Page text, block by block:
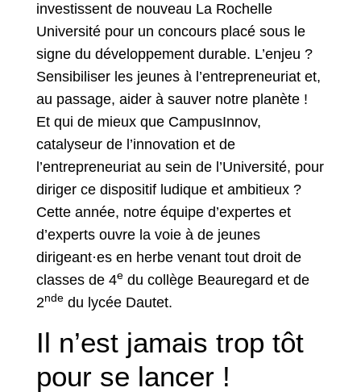
investissent de nouveau La Rochelle
Université pour un concours placé sous le
signe du développement durable. L’enjeu ?
Sensibiliser les jeunes à l’entrepreneuriat et,
au passage, aider à sauver notre planète !
Et qui de mieux que CampusInnov,
catalyseur de l’innovation et de
l’entrepreneuriat au sein de l’Université, pour
diriger ce dispositif ludique et ambitieux ?
Cette année, notre équipe d’expertes et
d’experts ouvre la voie à de jeunes
dirigeant·es en herbe venant tout droit de
classes de 4e du collège Beauregard et de
2nde du lycée Dautet.
Il n’est jamais trop tôt
pour se lancer !